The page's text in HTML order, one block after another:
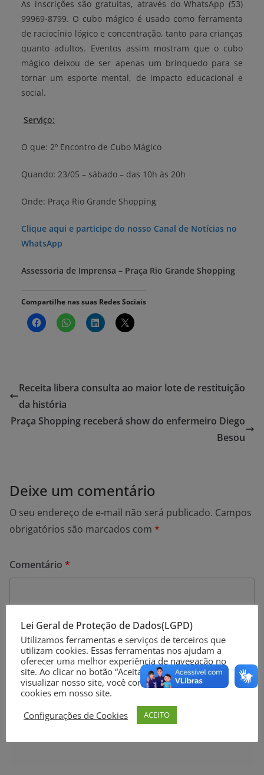
As inscrições são gratuitas, através do WhatsApp (53)
99969-8799. O cubo mágico é usado como ferramenta
de raciocínio lógico e concentração, tanto para crianças
quanto adultos. Eventos assim mostram que o cubo
mágico deixou de ser apenas um brinquedo para se
tornar um esporte mental, de impacto educacional e
social.
Serviço:
O que: 2º Encontro de Cubo Mágico
Quando: 23/05 – sábado – das 10h às 20h
Onde: Praça Rio Grande Shopping
Clique aqui e participe do nosso Canal de Notícias no
WhatsApp
Assessoria de Imprensa – Praça Rio Grande Shopping
Compartilhe nas suas Redes Sociais
Receita libera consulta ao maior lote de restituição
da história
Praça Shopping receberá show do enfermeiro Diego
Besou
Deixe um comentário
O seu endereço de e-mail não será publicado. Campos
obrigatórios são marcados com *
Comentário *
Lei Geral de Proteção de Dados(LGPD)
Utilizamos ferramentas e serviços de terceiros que
utilizam cookies. Essas ferramentas nos ajudam a
oferecer uma melhor experiência de navegação no
site. Ao clicar no botão “Aceitar” ou continuar a
visualizar nosso site, você concorda com o uso de
cookies em nosso site.
Configurações de Cookies
ACEITO